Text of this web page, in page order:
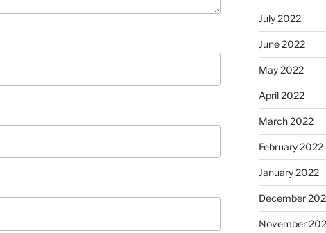
July 2022
June 2022
May 2022
April 2022
March 2022
February 2022
January 2022
December
November